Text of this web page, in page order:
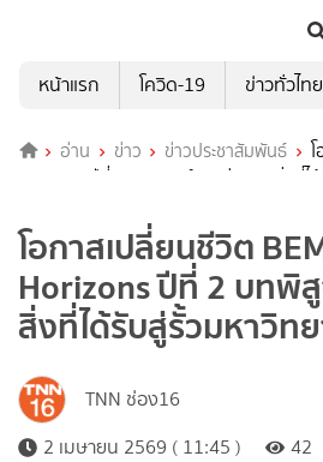
หน้าแรก
โควิด-19 ข่าวทั่วไทย
อ่าน ข่าว ข่าวประชาสัมพันธ์
Horizons ปีที่ 2 บทพิสูจน์การต่อยอดสิ่งที่ได้
โอกาสเปลี่ยนชีวิต
Horizons ปีที่ 2 บทพิ
สิ่งที่ได้รับสู่รั้วมหาวิท
TNN ช่อง16
2 เมษายน 2569 ( 11:45 )
42